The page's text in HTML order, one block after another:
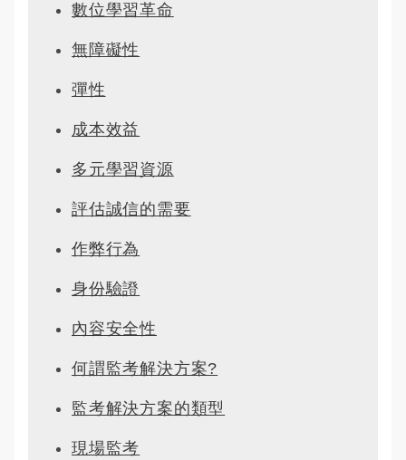
數位學習革命
無障礙性
彈性
成本效益
多元學習資源
評估誠信的需要
作弊行為
身份驗證
內容安全性
何謂監考解決方案?
監考解決方案的類型
現場監考